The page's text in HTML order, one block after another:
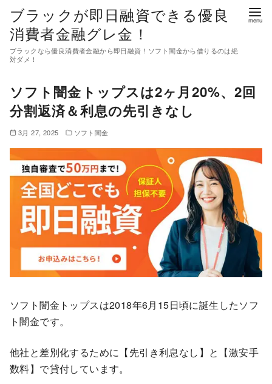
ブラックが即日融資できる優良
消費者金融グレ金！
ブラックなら優良消費者金融から即日融資！ソフト闇金から借りるのは絶
対ダメ！
ソフト闇金トップスは2ヶ月20%、2回
分割返済＆利息の先引きなし
3月 27, 2025 ソフト闇金
ソフト闇金トップスは2018年6月15日頃に誕生したソフ
ト闇金です。
他社と差別化するために【先引き利息なし】と【激安手
数料】で貸付しています。